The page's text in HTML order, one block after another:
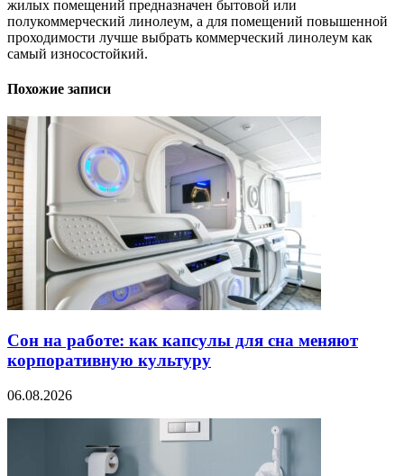
жилых помещений предназначен бытовой или
полукоммерческий линолеум, а для помещений повышенной
проходимости лучше выбрать коммерческий линолеум как
самый износостойкий.
Похожие записи
Сон на работе: как капсулы для сна меняют
корпоративную культуру
06.08.2026